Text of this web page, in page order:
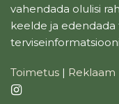
vahendada olulisi
keelde ja
Toimetus | Reklaam